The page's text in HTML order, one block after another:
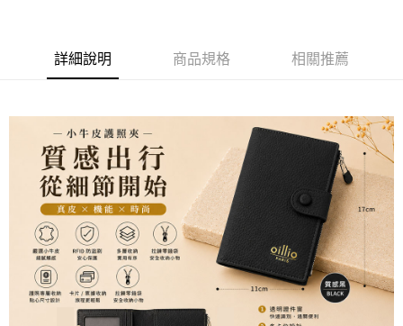
聯邦商業銀行
遠東國際商業銀行
元大商業銀行
台新國際商業銀行
中國信託商業銀行
台灣樂天信用卡公司
臺灣中小企業銀行
台中商業銀行
匯豐（台灣）商業銀行
華泰商業銀行
玉山商業銀行
星展（台灣）商業銀行
台新國際商業銀行
中國信託商業銀行
台灣樂天信用卡公司
街口支付
悠遊付
AFTEE先享後付
相關說明
【關於「AFTEE先享後付」】
AFTEE先享後付是「在收到商品之後才付款」的支付方式。 讓您購物簡單
便利好安心！
１．簡單：不需註冊會員、不需綁卡、不需儲值。
２．便利：只要手機號碼，簡訊認證，即可結帳。
３．安心：先確認商品／服務後，再付款。
【「AFTEE先享後付」結帳流程】
１．於結帳方式選擇「AFTEE先享後付」後，將跳轉至「AFTEE先享後付」
ATM付款
運送方式
全家取貨付款
每筆NT$150，滿NT$500(含以上)免運費
詳細說明 商品規格 相關推薦